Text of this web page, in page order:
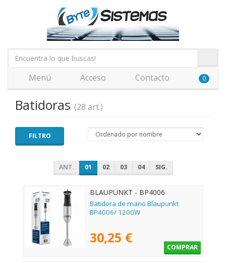
Menú Acceso Contacto 0
Batidoras (28 art.)
FILTRO
ANT. 01 02 03 04 SIG.
BLAUPUNKT - BP4006
Batidora de mano Blaupunkt
BP4006/ 1200W
30,25 €
COMPRAR